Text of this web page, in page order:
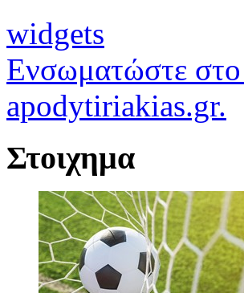
widgets
Ενσωματώστε στο
apodytiriakias.gr.
Στοιχημα